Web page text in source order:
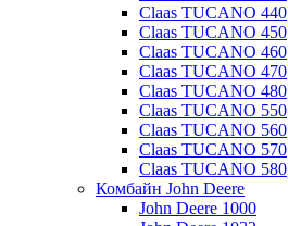
Claas TUCANO 440
Claas TUCANO 450
Claas TUCANO 460
Claas TUCANO 470
Claas TUCANO 480
Claas TUCANO 550
Claas TUCANO 560
Claas TUCANO 570
Claas TUCANO 580
Комбайн John Deere
John Deere 1000